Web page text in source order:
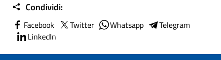
Condividi:
Facebook Twitter Whatsapp
Telegram
LinkedIn